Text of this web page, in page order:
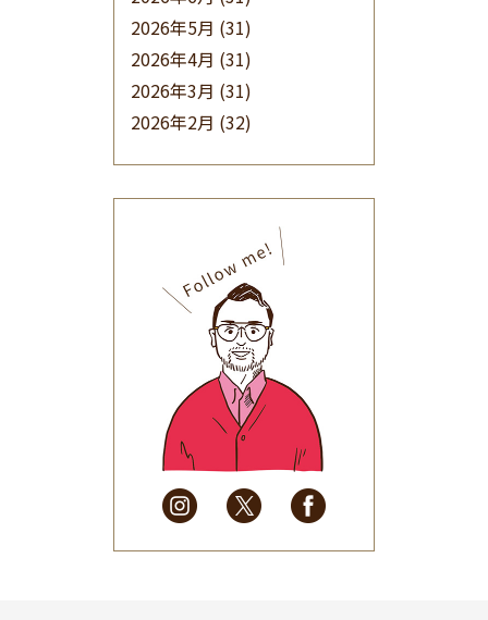
2026年5月 (31)
2026年4月 (31)
2026年3月 (31)
2026年2月 (32)
(32)
2025年9月(30)
2025年8月(31)
2025年7月(37)
2025年6月(48)
2025年5月
(41)
2025年4月
(32)
2025年3月(31)
2025年2月
(28)
2025年1月
(34)